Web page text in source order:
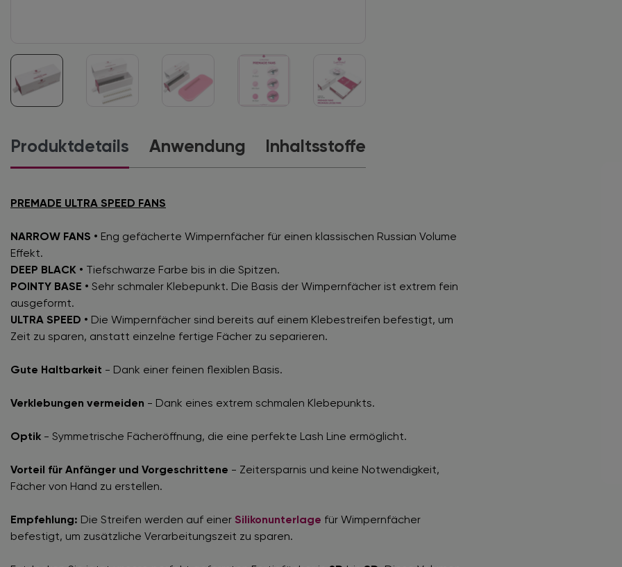
Produktdetails Anwendung Inhaltsstoffe
PREMADE ULTRA SPEED FANS
NARROW FANS • Eng gefächerte Wimpernfächer für einen klassischen Russian Volume
Effekt.
DEEP BLACK • Tiefschwarze Farbe bis in die Spitzen.
POINTY BASE • Sehr schmaler Klebepunkt. Die Basis der Wimpernfächer ist extrem fein
ausgeformt.
ULTRA SPEED • Die Wimpernfächer sind bereits auf einem Klebestreifen befestigt, um
Zeit zu sparen, anstatt einzelne fertige Fächer zu separieren.
Gute Haltbarkeit - Dank einer feinen flexiblen Basis.
Verklebungen vermeiden - Dank eines extrem schmalen Klebepunkts.
Optik - Symmetrische Fächeröffnung, die eine perfekte Lash Line ermöglicht.
Vorteil für Anfänger und Vorgeschrittene - Zeitersparnis und keine Notwendigkeit,
Fächer von Hand zu erstellen.
Empfehlung: Die Streifen werden auf einer Silikonunterlage für Wimpernfächer
befestigt, um zusätzliche Verarbeitungszeit zu sparen.